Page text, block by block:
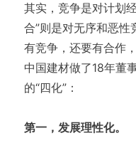
其实，竞争是对计划
合”则是对无序和恶
有竞争，还要有合作
中国建材做了18年董
的“四化”：
第一，发展理性化。